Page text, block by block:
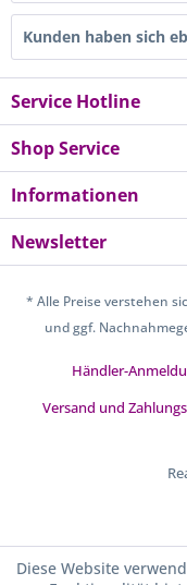
Kunden haben sich
Service Hotline
Shop Service
Informationen
Newsletter
* Alle Preise verstehen
und ggf.
Händler-
Versand und
Diese Website